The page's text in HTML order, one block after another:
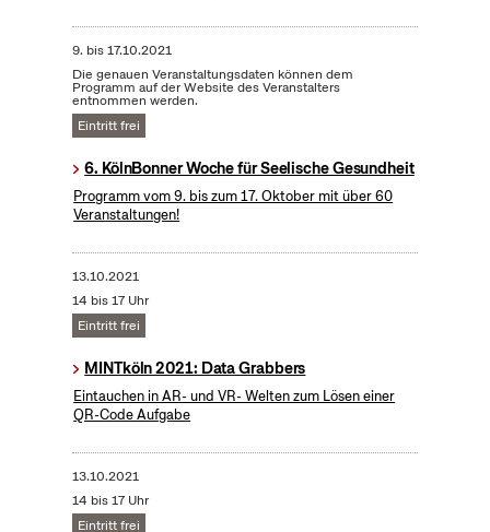
9. bis17.10.2021
Die genauen Veranstaltungsdaten können dem
Programm auf der Website des Veranstalters
entnommen werden.
Eintritt frei
6. KölnBonner Woche für Seelische Gesundheit
Programm vom 9. bis zum 17. Oktober mit über 60
Veranstaltungen!
13.10.2021
14 bis 17 Uhr
Eintritt frei
MINTköln 2021: Data Grabbers
Eintauchen in AR- und VR- Welten zum Lösen einer
QR-Code Aufgabe
13.10.2021
14 bis 17 Uhr
Eintritt frei